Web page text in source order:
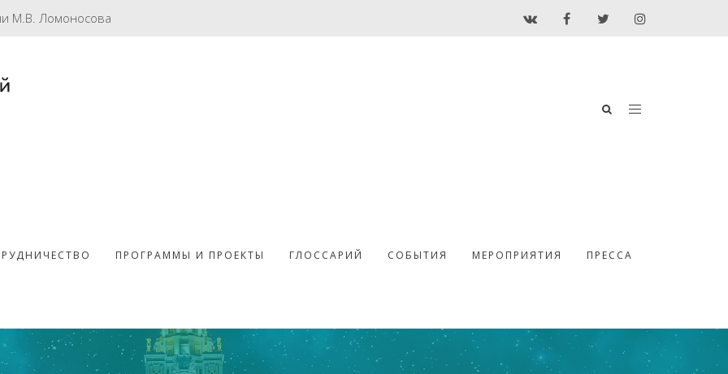
М.В. Ломоносова
ПРОГРАММЫ И ПРОЕКТЫ ГЛОССАРИЙ СОБЫТИЯ МЕРОПРИЯТИЯ ПРЕССА